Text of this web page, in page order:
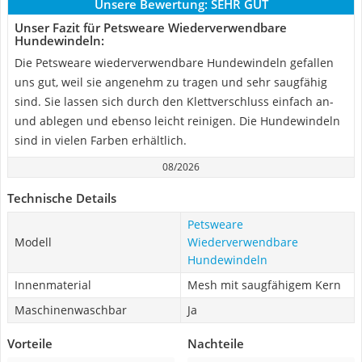
Unsere Bewertung: SEHR GUT
Unser Fazit für Petsweare Wiederverwendbare
Hundewindeln:
Die Petsweare wiederverwendbare Hundewindeln gefallen
uns gut, weil sie angenehm zu tragen und sehr saugfähig
sind. Sie lassen sich durch den Klettverschluss einfach an-
und ablegen und ebenso leicht reinigen. Die Hundewindeln
sind in vielen Farben erhältlich.
08/2026
Technische Details
Modell
Petsweare
Wiederverwendbare
Hundewindeln
Innenmaterial
Mesh mit saugfähigem Kern
Maschinenwaschbar
Ja
Vorteile Nachteile